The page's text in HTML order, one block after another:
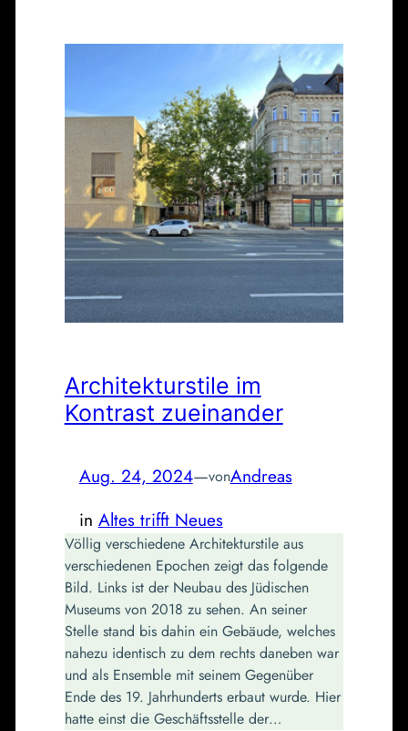
Architekturstile im
Kontrast zueinander
Aug. 24, 2024—vonAndreas
in Altes trifft Neues
Völlig verschiedene Architekturstile aus
verschiedenen Epochen zeigt das folgende
Bild. Links ist der Neubau des Jüdischen
Museums von 2018 zu sehen. An seiner
Stelle stand bis dahin ein Gebäude, welches
nahezu identisch zu dem rechts daneben war
und als Ensemble mit seinem Gegenüber
Ende des 19. Jahrhunderts erbaut wurde. Hier
hatte einst die Geschäftsstelle der…